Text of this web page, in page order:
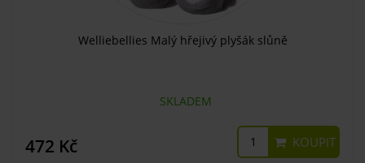
Welliebellies Malý hřejivý plyšák slůně
SKLADEM
472 Kč KOUPIT